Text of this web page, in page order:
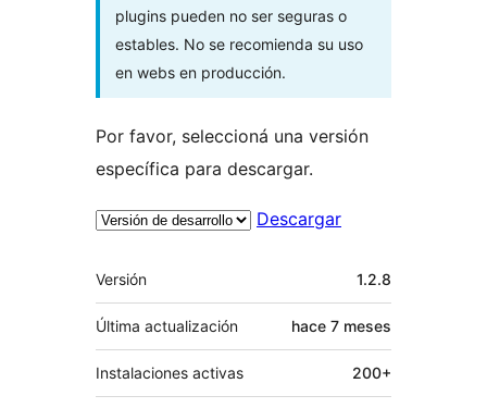
plugins pueden no ser seguras o
estables. No se recomienda su uso
en webs en producción.
Por favor, seleccioná una versión
específica para descargar.
Descargar
Meta
Versión 1.2.8
Última actualización hace 7 meses
Instalaciones activas 200+